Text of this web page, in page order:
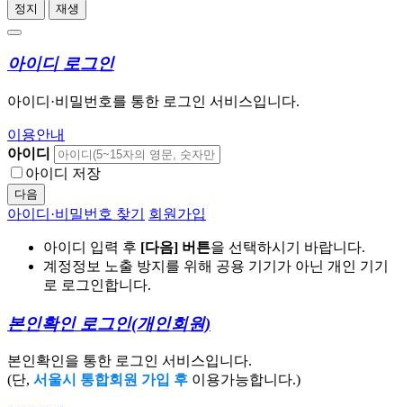
정지 재생
아이디 로그인
아이디·비밀번호를 통한 로그인 서비스입니다.
이용안내
아이디
아이디 저장
다음
아이디·비밀번호 찾기 회원가입
아이디 입력 후 [다음] 버튼을 선택하시기 바랍니다.
계정정보 노출 방지를 위해 공용 기기가 아닌 개인 기기
로 로그인합니다.
본인확인 로그인(개인회원)
본인확인을 통한 로그인 서비스입니다.
(단, 서울시 통합회원 가입 후 이용가능합니다.)